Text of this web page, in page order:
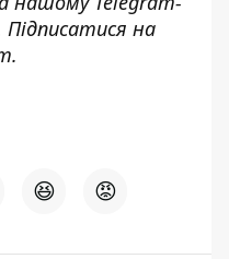
Підписатися на
.
😆 😡